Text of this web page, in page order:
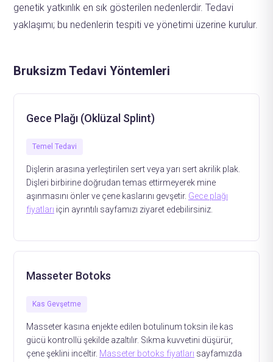
genetik yatkınlık en sık gösterilen nedenlerdir. Tedavi
yaklaşımı; bu nedenlerin tespiti ve yönetimi üzerine kurulur.
Bruksizm Tedavi Yöntemleri
Gece Plağı (Oklüzal Splint)
Temel Tedavi
Dişlerin arasına yerleştirilen sert veya yarı sert akrilik plak.
Dişleri birbirine doğrudan temas ettirmeyerek mine
aşınmasını önler ve çene kaslarını gevşetir. Gece plağı
fiyatları için ayrıntılı sayfamızı ziyaret edebilirsiniz.
Masseter Botoks
Kas Gevşetme
Masseter kasına enjekte edilen botulinum toksin ile kas
gücü kontrollü şekilde azaltılır. Sıkma kuvvetini düşürür,
çene şeklini inceltir. Masseter botoks fiyatları sayfamızda